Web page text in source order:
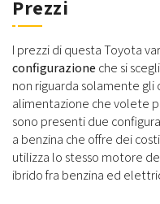
Prezzi
I prezzi di questa Toyota
configurazioneche si
non riguarda solamente
alimentazione che volete
sono presenti due
a benzina che offre dei
utilizza lo stesso motore
ibrido fra benzina ed